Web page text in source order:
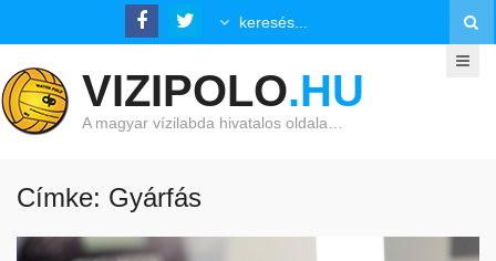
VIZIPOLO.HU
A magyar vízilabda hivatalos oldala…
Címke: Gyárfás